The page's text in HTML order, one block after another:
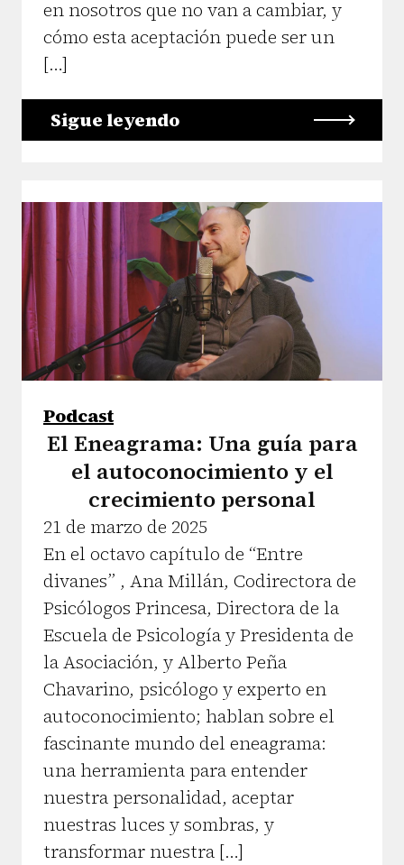
en nosotros que no van a cambiar, y
cómo esta aceptación puede ser un
[…]
Sigue leyendo
Podcast
El Eneagrama: Una guía para
el autoconocimiento y el
crecimiento personal
21 de marzo de 2025
En el octavo capítulo de “Entre
divanes” , Ana Millán, Codirectora de
Psicólogos Princesa, Directora de la
Escuela de Psicología y Presidenta de
la Asociación, y Alberto Peña
Chavarino, psicólogo y experto en
autoconocimiento; hablan sobre el
fascinante mundo del eneagrama:
una herramienta para entender
nuestra personalidad, aceptar
nuestras luces y sombras, y
transformar nuestra […]